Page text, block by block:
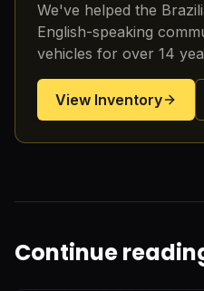
We've helped the
English-speaking
vehicles for over 14
View Inventory
Continue